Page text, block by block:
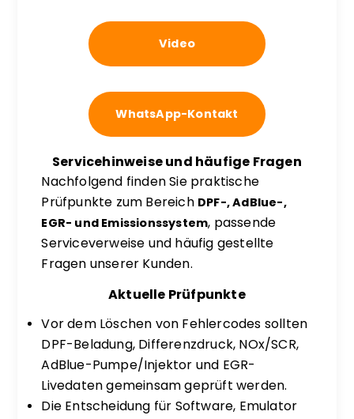
Video
WhatsApp-Kontakt
Servicehinweise und häufige Fragen
Nachfolgend finden Sie praktische
Prüfpunkte zum Bereich DPF-, AdBlue-,
EGR- und Emissionssystem, passende
Serviceverweise und häufig gestellte
Fragen unserer Kunden.
Aktuelle Prüfpunkte
Vor dem Löschen von Fehlercodes sollten
DPF-Beladung, Differenzdruck, NOx/SCR,
AdBlue-Pumpe/Injektor und EGR-
Livedaten gemeinsam geprüft werden.
Die Entscheidung für Software, Emulator